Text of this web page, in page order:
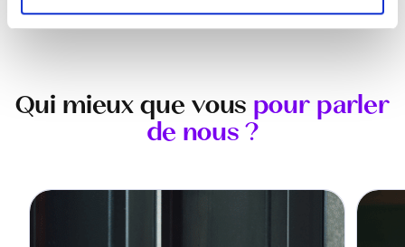
Qui mieux que vous pour parler
de nous ?